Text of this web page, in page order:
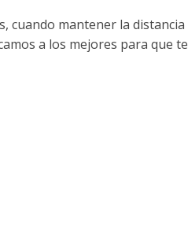
cuando mantener la distancia
a los mejores para que te